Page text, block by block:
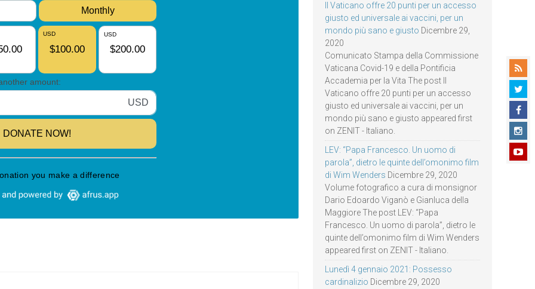
Il Vaticano offre 20 punti per un accesso
giusto ed universale ai vaccini, per un
mondo più sano e giusto Dicembre 29,
2020
Comunicato Stampa della Commissione
Vaticana Covid-19 e della Pontificia
Accademia per la Vita The post Il
Vaticano offre 20 punti per un accesso
giusto ed universale ai vaccini, per un
mondo più sano e giusto appeared first
on ZENIT - Italiano.
LEV: “Papa Francesco. Un uomo di
parola”, dietro le quinte dell’omonimo film
di Wim Wenders Dicembre 29, 2020
Volume fotografico a cura di monsignor
Dario Edoardo Viganò e Gianluca della
Maggiore The post LEV: “Papa
Francesco. Un uomo di parola”, dietro le
quinte dell’omonimo film di Wim Wenders
appeared first on ZENIT - Italiano.
Lunedì 4 gennaio 2021: Possesso
cardinalizio Dicembre 29, 2020